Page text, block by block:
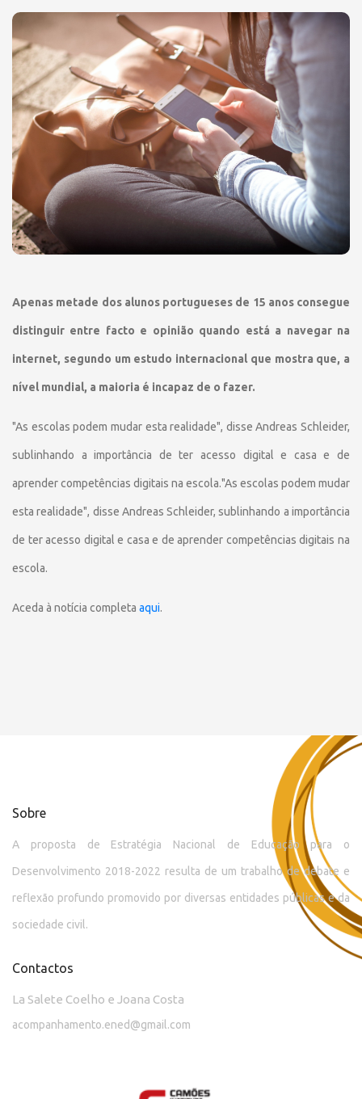
Apenas metade dos alunos portugueses de 15 anos consegue
distinguir entre facto e opinião quando está a navegar na
internet, segundo um estudo internacional que mostra que, a
nível mundial, a maioria é incapaz de o fazer.
"As escolas podem mudar esta realidade", disse Andreas Schleider,
sublinhando a importância de ter acesso digital e casa e de
aprender competências digitais na escola."As escolas podem mudar
esta realidade", disse Andreas Schleider, sublinhando a importância
de ter acesso digital e casa e de aprender competências digitais na
escola.
Aceda à notícia completa aqui.
Sobre
A proposta de Estratégia Nacional de Educação para o
Desenvolvimento 2018-2022 resulta de um trabalho de debate e
reflexão profundo promovido por diversas entidades públicas e da
sociedade civil.
Contactos
La Salete Coelho e Joana Costa
acompanhamento.ened@gmail.com